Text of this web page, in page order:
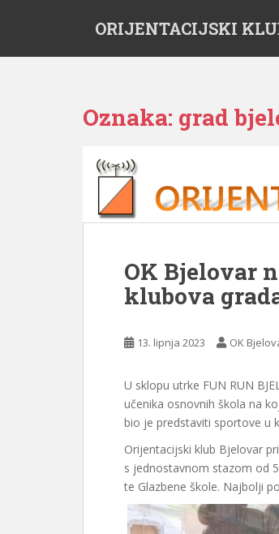
ORIJENTACIJSKI
Oznaka: grad
OK Bjelovar
klubova
13. lipnja 2023 OK
U sklopu utrke FUN RUN
učenika osnovnih škola na
bio je predstaviti sportove u
Orijentacijski klub Bjelovar
s jednostavnom stazom od
te Glazbene škole. Najbolji